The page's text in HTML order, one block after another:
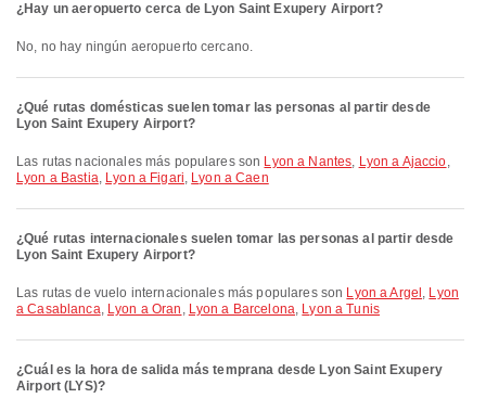
¿Hay un aeropuerto cerca de Lyon Saint Exupery Airport?
No, no hay ningún aeropuerto cercano.
¿Qué rutas domésticas suelen tomar las personas al partir desde
Lyon Saint Exupery Airport?
Las rutas nacionales más populares son Lyon a Nantes, Lyon a Ajaccio,
Lyon a Bastia, Lyon a Figari, Lyon a Caen
¿Qué rutas internacionales suelen tomar las personas al partir desde
Lyon Saint Exupery Airport?
Las rutas de vuelo internacionales más populares son Lyon a Argel , Lyon
a Casablanca, Lyon a Oran , Lyon a Barcelona, Lyon a Tunis
¿Cuál es la hora de salida más temprana desde Lyon Saint Exupery
Airport (LYS)?